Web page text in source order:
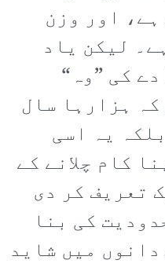
اور وزن
لیکن یاد
کی ”وہ“
ہزارہا سال
یہ اسی
کام چلانے کے
تعریف کر دی
کی بنا
میں شاید